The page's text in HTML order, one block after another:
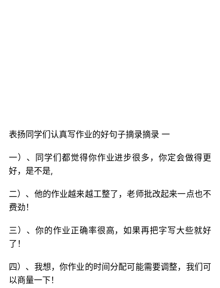
表扬同学们认真写作业的好句子摘录摘录 一
一）、同学们都觉得你作业进步很多，你定会做得更
好，是不是,
二）、他的作业越来越工整了，老师批改起来一点也不
费劲！
三）、你的作业正确率很高，如果再把字写大些就好
了！
四）、我想，你作业的时间分配可能需要调整，我们可
以商量一下！